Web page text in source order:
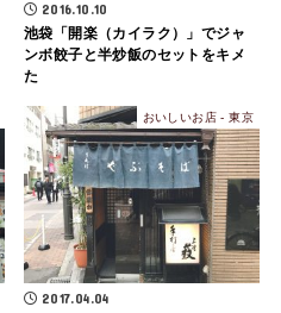
2016.10.10
池袋「開楽（カイラク）」でジャ
ンボ餃子と半炒飯のセットをキメ
た
おいしいお店 - 東京
2017.04.04